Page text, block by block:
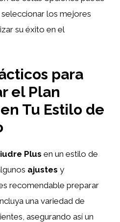
los mejores
su éxito en el
para
el Plan
Tu Estilo de
Plus en un estilo de
ajustes y
recomendable preparar
una variedad de
asegurando así un